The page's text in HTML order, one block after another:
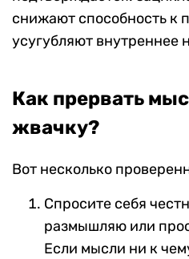
снижают способность к
усугубляют внутреннее
Как прервать
жвачку?
Вот несколько
Спросите себя
размышляю или
Если мысли ни к